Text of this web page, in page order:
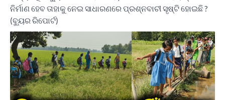
ନିର୍ମାଣ ହେବ ତାହାକୁ ନେଇ ସାଧାରଣରେ ପ୍ରଶ୍ନବାଚୀ ସୃଷ୍ଟି ହୋଇଛି ?
(ବ୍ୟୁର ରିପୋର୍ଟ)